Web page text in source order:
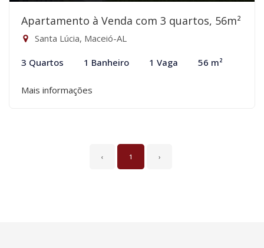
Apartamento à Venda com 3 quartos, 56m²
Santa Lúcia, Maceió-AL
3 Quartos 1 Banheiro 1 Vaga 56 m²
Mais informações
‹ 1 ›